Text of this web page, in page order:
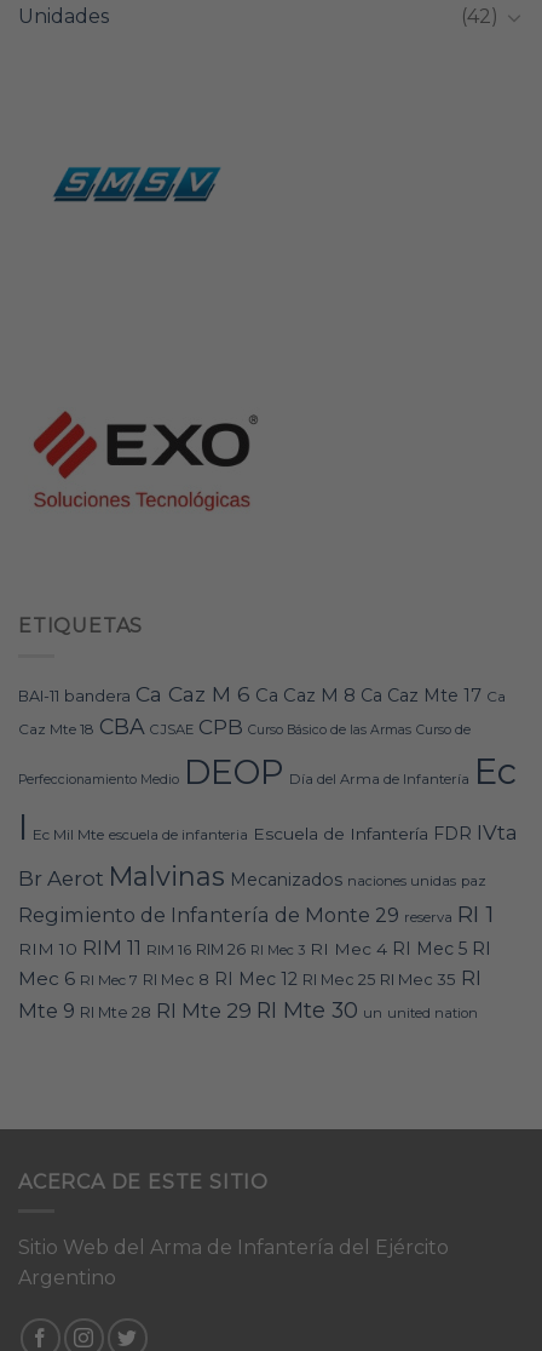
Unidades
(42)
ETIQUETAS
BAI-11 bandera Ca Caz M 6 Ca Caz M 8 Ca Caz Mte 17 Ca
Caz Mte 18 CBA CJSAE CPB Curso Básico de las Armas Curso de
Perfeccionamiento Medio DEOP Día del Arma de Infantería Ec
I Ec Mil Mte escuela de infanteria Escuela de Infantería FDR IVta
Br Aerot Malvinas Mecanizados naciones unidas paz
Regimiento de Infantería de Monte 29 reserva RI 1
RIM 10 RIM 11 RIM 16 RIM 26 RI Mec 3 RI Mec 4 RI Mec 5 RI
Mec 6 RI Mec 7 RI Mec 8 RI Mec 12 RI Mec 25 RI Mec 35 RI
Mte 9 RI Mte 28 RI Mte 29 RI Mte 30 un united nation
ACERCA DE ESTE SITIO
Sitio Web del Arma de Infantería del Ejército
Argentino